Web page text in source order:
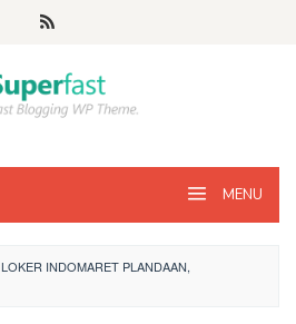
MENU
LOKER INDOMARET PLANDAAN,